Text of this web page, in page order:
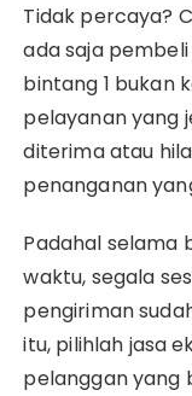
Tidak percaya?
ada saja
bintang 1 bukan
pelayanan yang
diterima atau
penanganan
Padahal selama
waktu, segala
pengiriman
itu, pilihlah jasa
pelanggan yang